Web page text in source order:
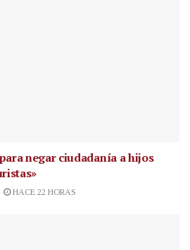
negar ciudadanía a hijos
HACE 22 HORAS